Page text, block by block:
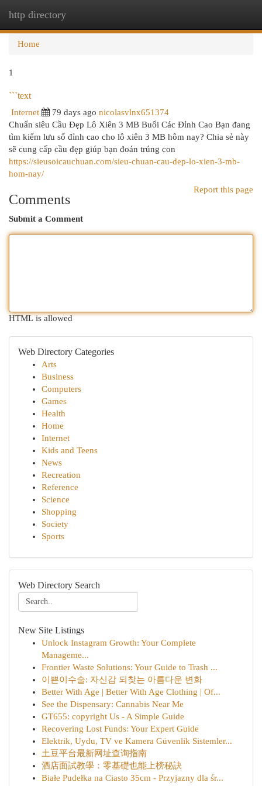
http directory
Home
1
```text
Internet 79 days ago nicolasvlnx651374
Chuẩn siêu Cầu Đẹp Lô Xiên 3 MB Buổi Các Đỉnh Cao Bạn đang
tìm kiếm lưu số đỉnh cao cho lô xiên 3 MB hôm nay? Chia sẻ này
sẽ cung cấp cầu đẹp giúp bạn đoán trúng con
https://sieusoicauchuan.com/sieu-chuan-cau-dep-lo-xien-3-mb-
hom-nay/
Report this page
Comments
Submit a Comment
HTML is allowed
Web Directory Categories
Arts
Business
Computers
Games
Health
Home
Internet
Kids and Teens
News
Recreation
Reference
Science
Shopping
Society
Sports
Web Directory Search
New Site Listings
Unlock Instagram Growth: Your Complete
Manageme...
Frontier Waste Solutions: Your Guide to Trash ...
이쁜이수술: 자신감 되찾는 아름다운 변화
Better With Age | Better With Age Clothing | Of...
See the Dispensary: Cannabis Near Me
GT655: copyright Us - A Simple Guide
Recovering Lost Funds: Your Expert Guide
Elektrik, Uydu, TV ve Kamera Güvenlik Sistemler...
土豆平台最新网址查询指南
酒店面試教學：零基礎也能上榜秘訣
Białe Pudełka na Ciasto 35cm - Przyjazny dla śr...